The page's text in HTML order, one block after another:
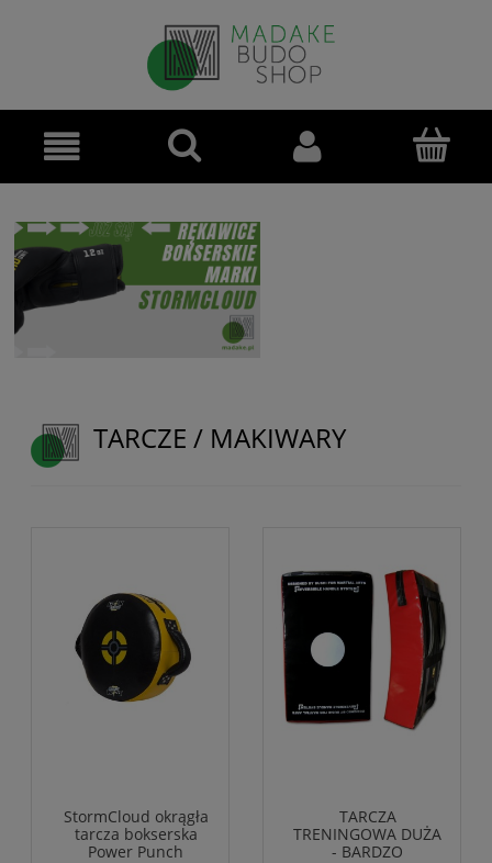
TARCZE / MAKIWARY
StormCloud okrągła
tarcza bokserska
Power Punch
TARCZA
TRENINGOWA DUŻA
- BARDZO